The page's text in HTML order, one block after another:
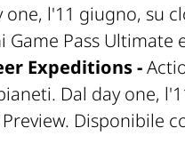
l'11 giugno, su
Pass Ultimate
Expeditions -
Dal day one,
Disponibile